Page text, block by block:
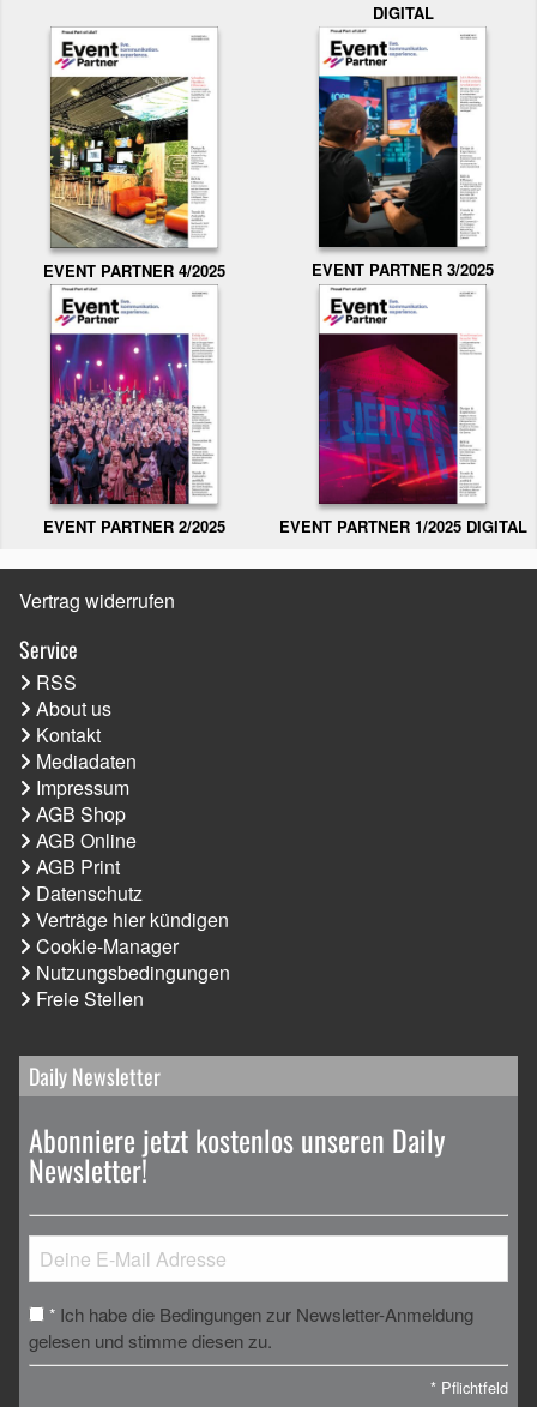
DIGITAL
EVENT PARTNER 4/2025 EVENT PARTNER 3/2025
EVENT PARTNER 2/2025 EVENT PARTNER 1/2025 DIGITAL
Vertrag widerrufen
Service
RSS
About us
Kontakt
Mediadaten
Impressum
AGB Shop
AGB Online
AGB Print
Datenschutz
Verträge hier kündigen
Cookie-Manager
Nutzungsbedingungen
Freie Stellen
Daily Newsletter
Abonniere jetzt kostenlos unseren Daily
Newsletter!
* Ich habe die Bedingungen zur Newsletter-Anmeldung
gelesen und stimme diesen zu.
* Pflichtfeld